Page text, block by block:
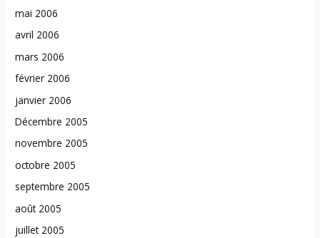
mai 2006
avril 2006
mars 2006
février 2006
janvier 2006
Décembre 2005
novembre 2005
octobre 2005
septembre 2005
août 2005
juillet 2005